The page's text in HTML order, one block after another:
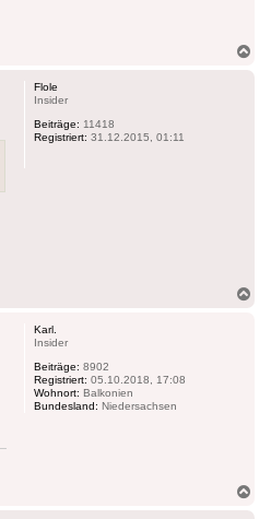
Flole
Insider
Beiträge: 11418
Registriert: 31.12.2015, 01:11
Karl.
Insider
Beiträge: 8902
Registriert: 05.10.2018, 17:08
Wohnort: Balkonien
Bundesland: Niedersachsen